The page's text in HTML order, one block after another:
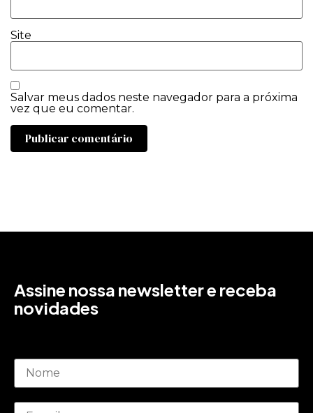
Site
Salvar meus dados neste navegador para a próxima
vez que eu comentar.
Assine nossa newsletter e receba
novidades